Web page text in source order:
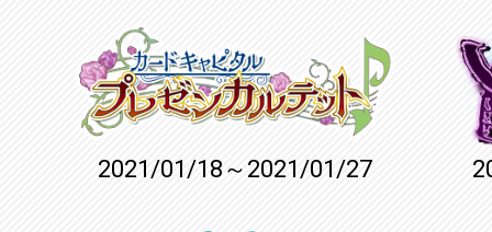
2021/01/18～2021/01/27